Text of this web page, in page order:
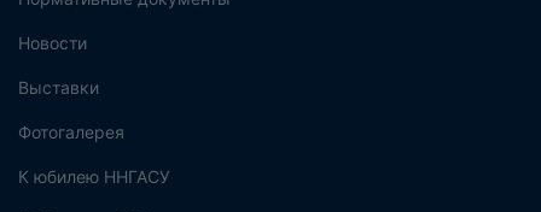
Новости
Выставки
Фотогалерея
К юбилею ННГАСУ